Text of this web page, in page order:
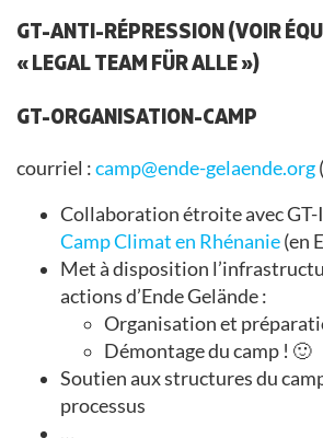
GT-ANTI-RÉPRESSION (VOIR
« LEGAL TEAM FÜR ALLE »)
GT-ORGANISATION-CAMP
courriel :camp@ende-gelaende.org(
Collaboration étroite avec
Camp Climat en Rhénanie(en
Met à disposition
actions d’Ende Gelände :
Organisation et
Démontage du camp ! 🙂
Soutien aux structures du
processus
…